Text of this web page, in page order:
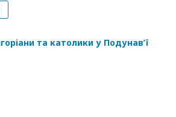
та католики у Подунав’ї